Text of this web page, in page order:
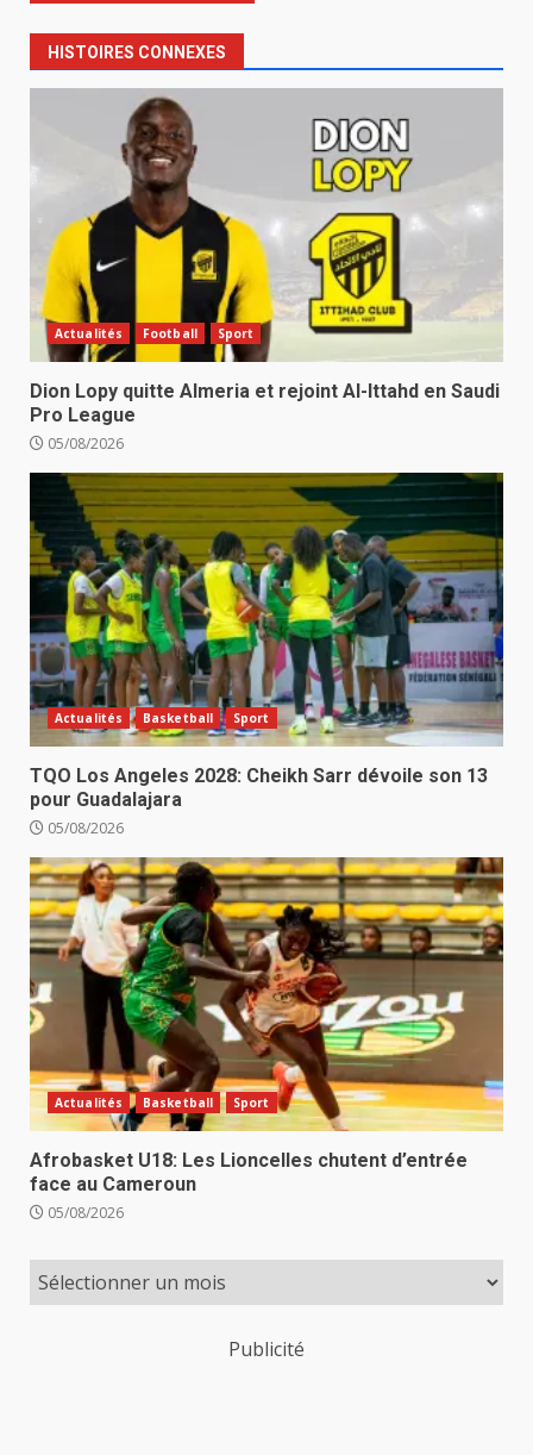
HISTOIRES CONNEXES
Actualités Football Sport
Dion Lopy quitte Almeria et rejoint Al-Ittahd en Saudi
Pro League
05/08/2026
Actualités Basketball Sport
TQO Los Angeles 2028: Cheikh Sarr dévoile son 13
pour Guadalajara
05/08/2026
Actualités Basketball Sport
Afrobasket U18: Les Lioncelles chutent d’entrée
face au Cameroun
05/08/2026
Publicité